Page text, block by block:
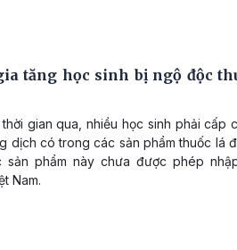
tăng học sinh bị ngộ độc
gian qua, nhiều học sinh phải cấp
dịch có trong các sản phẩm thuốc lá
sản phẩm này chưa được phép
Nam.